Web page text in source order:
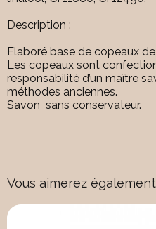
Description :
Elaboré base de copeaux de
Les copeaux sont
responsabilité d’un maître
méthodes anciennes.
Savon sans conservateur.
Vous aimerez également